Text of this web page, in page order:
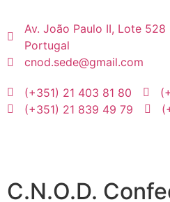
Av. João Paulo II, Lote
Portugal
cnod.sede@gmail.com
(+351) 21 403 81 80
(+351) 21 839 49 79
C.N.O.D.